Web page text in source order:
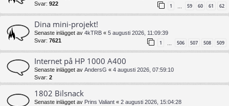
Svar: 922 1 … 59 60 61 62
Dina mini-projekt!
Senaste inlägget av 4kTRB « 5 augusti 2026, 11:09:39
Svar: 7621 1 … 506 507 508 509
Internet på HP 1000 A400
Senaste inlägget av AndersG « 4 augusti 2026, 07:59:10
Svar: 2
1802 Bilsnack
Senaste inlägget av Prins Valiant « 2 augusti 2026, 15:04:28